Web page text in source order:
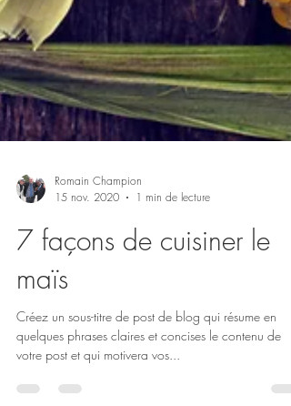
1 min de lecture
7 façons de cuisiner le
maïs
Créez un sous-titre de post de blog qui résume en
quelques phrases claires et concises le contenu de
votre post et qui motivera vos...